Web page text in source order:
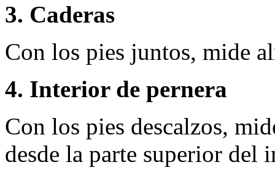
3. Caderas
Con los pies juntos, mide
4. Interior de pernera
Con los pies descalzos,
desde la parte superior del